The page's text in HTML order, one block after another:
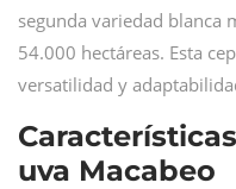
segunda variedad blanca
54.000 hectáreas. Esta
versatilidad y
uva Macabeo